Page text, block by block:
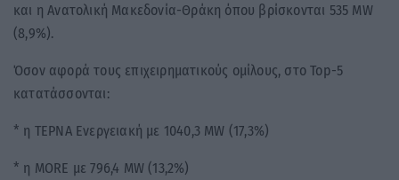
και η Ανατολική Μακεδονία-Θράκη όπου βρίσκονται 535 MW
(8,9%).
Όσον αφορά τους επιχειρηματικούς ομίλους, στο Top-5
κατατάσσονται:
* η ΤΕΡΝΑ Ενεργειακή με 1040,3 MW (17,3%)
* η ΜORE με 796,4 MW (13,2%)